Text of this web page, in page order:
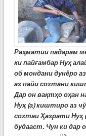
Раҳматии падарам
ки пайғамбар Нуҳ
об мондани дунёро
аз пайи сохтани
Дар он вақтҳо оҳан
Нуҳ (а) киштиро аз
сохтаи Ҳазрати Нуҳ
будааст. Чун ки дар